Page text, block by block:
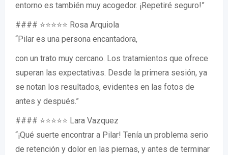
entorno es también muy acogedor. ¡Repetiré seguro!”
#### ⭐⭐⭐⭐⭐ Rosa Arquiola
“Pilar es una persona encantadora,
con un trato muy cercano. Los tratamientos que ofrece
superan las expectativas. Desde la primera sesión, ya
se notan los resultados, evidentes en las fotos de
antes y después.”
#### ⭐⭐⭐⭐⭐ Lara Vazquez
“¡Qué suerte encontrar a Pilar! Tenía un problema serio
de retención y dolor en las piernas, y antes de terminar